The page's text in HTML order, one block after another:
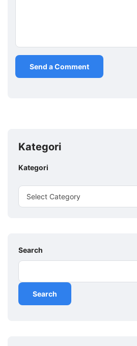
Kategori
Kategori
Search
Search